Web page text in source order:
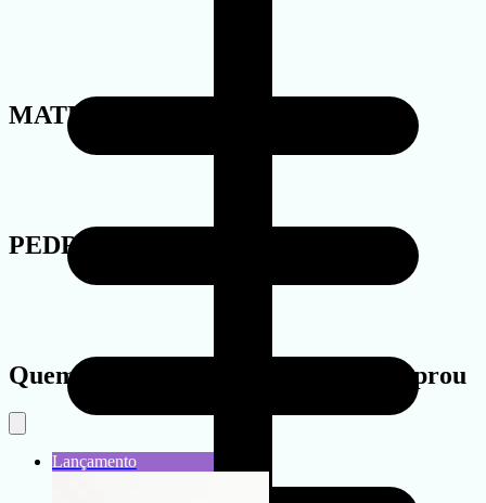
MATERIAL
PEDRA
Quem viu este produto também comprou